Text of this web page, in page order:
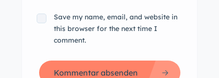
Save my name, email, and website in
this browser for the next time I
comment.
Kommentar absenden